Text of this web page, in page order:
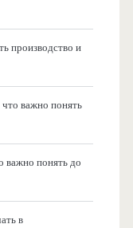
производство и
важно понять
важно понять до
в